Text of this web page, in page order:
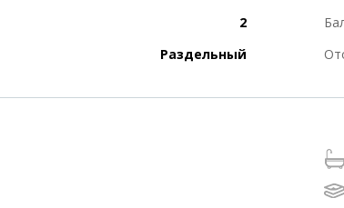
2
Раздельный